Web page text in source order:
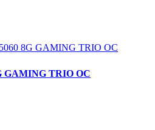
GAMING TRIO OC